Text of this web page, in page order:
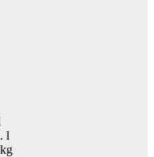
l